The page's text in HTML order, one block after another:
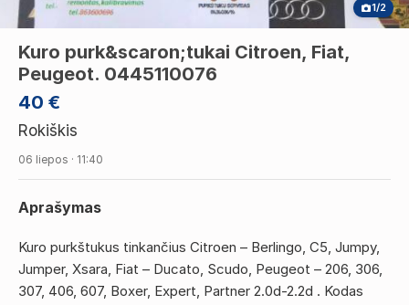
1/2
40 €
Kuro purk&scaron;tukai Citroen, Fiat,
Peugeot. 0445110076
Rokiškis
06 liepos · 11:40
Aprašymas
Kuro purkštukus tinkančius Citroen – Berlingo, C5, Jumpy,
Jumper, Xsara, Fiat – Ducato, Scudo, Peugeot – 206, 306,
307, 406, 607, Boxer, Expert, Partner 2.0d-2.2d . Kodas